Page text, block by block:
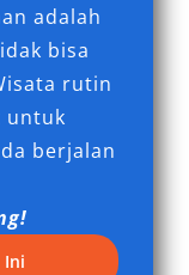
keluarga
Mobil
adalah
bisa
rutin
untuk
berjalan
Ini